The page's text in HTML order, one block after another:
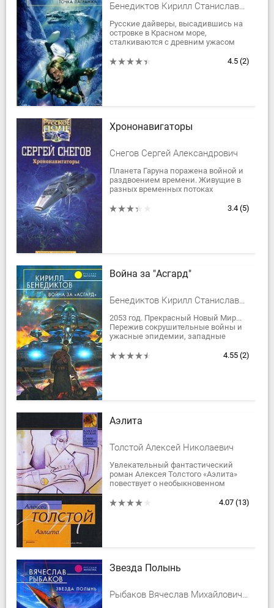
Бенедиктов Кирилл Станиславович
Русские дайверы, высадившись на
островке в Красном море,
сталкиваются с древним ужасом
осуществляется военный проект на
4.5 (2)
Хрононавигаторы
Снегов Сергей Александрович
Планета Гаруна поражена войной и
раздвоением времени. Живущие в
разных временных потоках
бьются за единственную реальную
3.4 (5)
Война за "Асгард"
Бенедиктов Кирилл Станиславович
2053 год. Прекрасный Новый Мир...
Пережив сокрушительные войны и
ужасные эпидемии, западные
`сильной руке`. Отныне мировая
4.55 (2)
Аэлита
Толстой Алексей Николаевич
Увлекательный фантастический
роман Алексея Толстого «Аэлита»
повествует о необыкновенном
захватывающих приключениях
4.07 (13)
Звезда Полынь
Рыбаков Вячеслав Михайлович Хольм ван Зайчик